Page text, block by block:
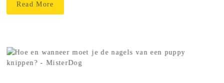
Read More